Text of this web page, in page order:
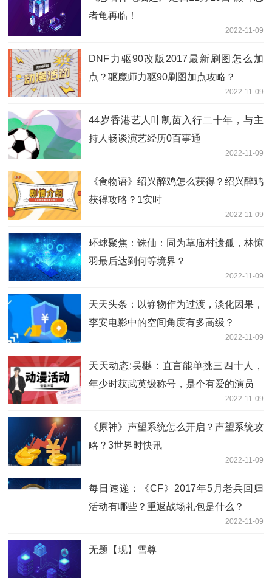
者龟再临！
2022-11-09
DNF力驱90改版2017最新刷图怎么加
点？驱魔师力驱90刷图加点攻略？
2022-11-09
44岁香港艺人叶凯茵入行二十年，与主
持人畅谈演艺经历0百事通
2022-11-09
《食物语》绍兴醉鸡怎么获得？绍兴醉鸡
获得攻略？1实时
2022-11-09
环球聚焦：诛仙：同为草庙村遗孤，林惊
羽最后达到何等境界？
2022-11-09
天天头条：以静物作为过渡，淡化因果，
李安电影中的空间角度有多高级？
2022-11-09
天天动态:吴樾：直言能单挑三四十人，
年少时获武英级称号，是个有爱的演员
2022-11-09
《原神》声望系统怎么开启？声望系统攻
略？3世界时快讯
2022-11-09
每日速递：《CF》2017年5月老兵回归
活动有哪些？重返战场礼包是什么？
2022-11-09
无题【现】雪尊